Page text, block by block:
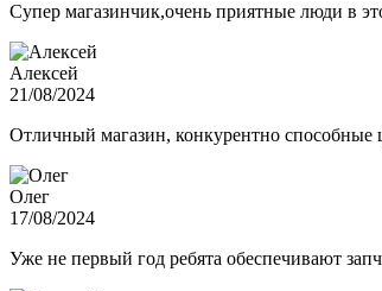
Супер магазинчик,очень приятные люди в
Алексей
21/08/2024
Отличный магазин, конкурентно способные
Олег
17/08/2024
Уже не первый год ребята обеспечивают